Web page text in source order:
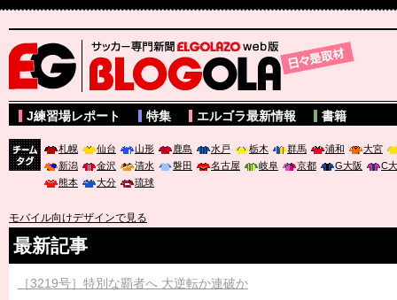
サッカー専門新聞ELGOLAZO web版 BLOGOLA
J練習場レポート 特集 エルゴラ最新情報 書籍
札幌 仙台 山形 鹿島 水戸 栃木 群馬 浦和
大宮
新潟
金沢 清水 磐田 名古屋 岐阜 京都 G大阪
C
熊本
大分 琉球
モバイル向けデザインで見る
最新記事
［3219号］特別な覇者へ 大逆転か連破か